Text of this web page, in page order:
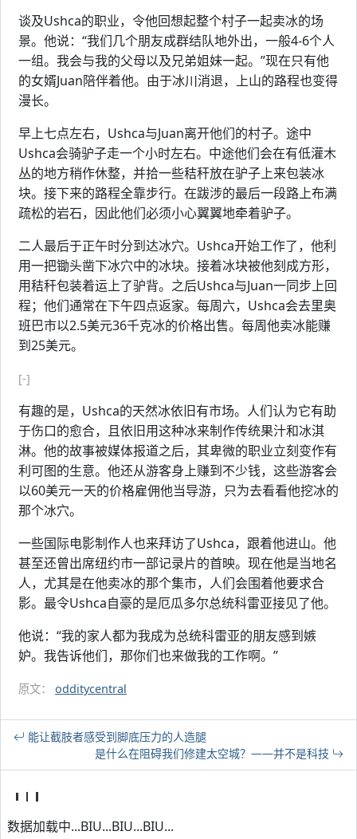
谈及Ushca的职业，令他回想起整个村子一起卖冰的场
景。他说：“我们几个朋友成群结队地外出，一般4-6个人
一组。我会与我的父母以及兄弟姐妹一起。”现在只有他
的女婿Juan陪伴着他。由于冰川消退，上山的路程也变得
漫长。
早上七点左右，Ushca与Juan离开他们的村子。途中
Ushca会骑驴子走一个小时左右。中途他们会在有低灌木
丛的地方稍作休整，并拾一些秸秆放在驴子上来包装冰
块。接下来的路程全靠步行。在跋涉的最后一段路上布满
疏松的岩石，因此他们必须小心翼翼地牵着驴子。
二人最后于正午时分到达冰穴。Ushca开始工作了，他利
用一把锄头凿下冰穴中的冰块。接着冰块被他刻成方形，
用秸秆包装着运上了驴背。之后Ushca与Juan一同步上回
程；他们通常在下午四点返家。每周六，Ushca会去里奥
班巴市以2.5美元36千克冰的价格出售。每周他卖冰能赚
到25美元。
[-]
有趣的是，Ushca的天然冰依旧有市场。人们认为它有助
于伤口的愈合，且依旧用这种冰来制作传统果汁和冰淇
淋。他的故事被媒体报道之后，其卑微的职业立刻变作有
利可图的生意。他还从游客身上赚到不少钱，这些游客会
以60美元一天的价格雇佣他当导游，只为去看看他挖冰的
那个冰穴。
一些国际电影制作人也来拜访了Ushca，跟着他进山。他
甚至还曾出席纽约市一部记录片的首映。现在他是当地名
人，尤其是在他卖冰的那个集市，人们会围着他要求合
影。最令Ushca自豪的是厄瓜多尔总统科雷亚接见了他。
他说：“我的家人都为我成为总统科雷亚的朋友感到嫉
妒。我告诉他们，那你们也来做我的工作啊。”
原文： odditycentral
能让截肢者感受到脚底压力的人造腿
是什么在阻碍我们修建太空城？——并不是科技
数据加载中...BIU...BIU...BIU...